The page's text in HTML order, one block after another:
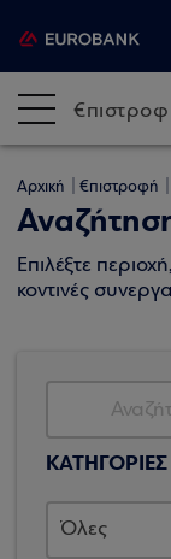
Αρχική €πιστροφή
Επιλέξτε
κοντινές
ΚΑΤΗΓΟΡΙΕΣ